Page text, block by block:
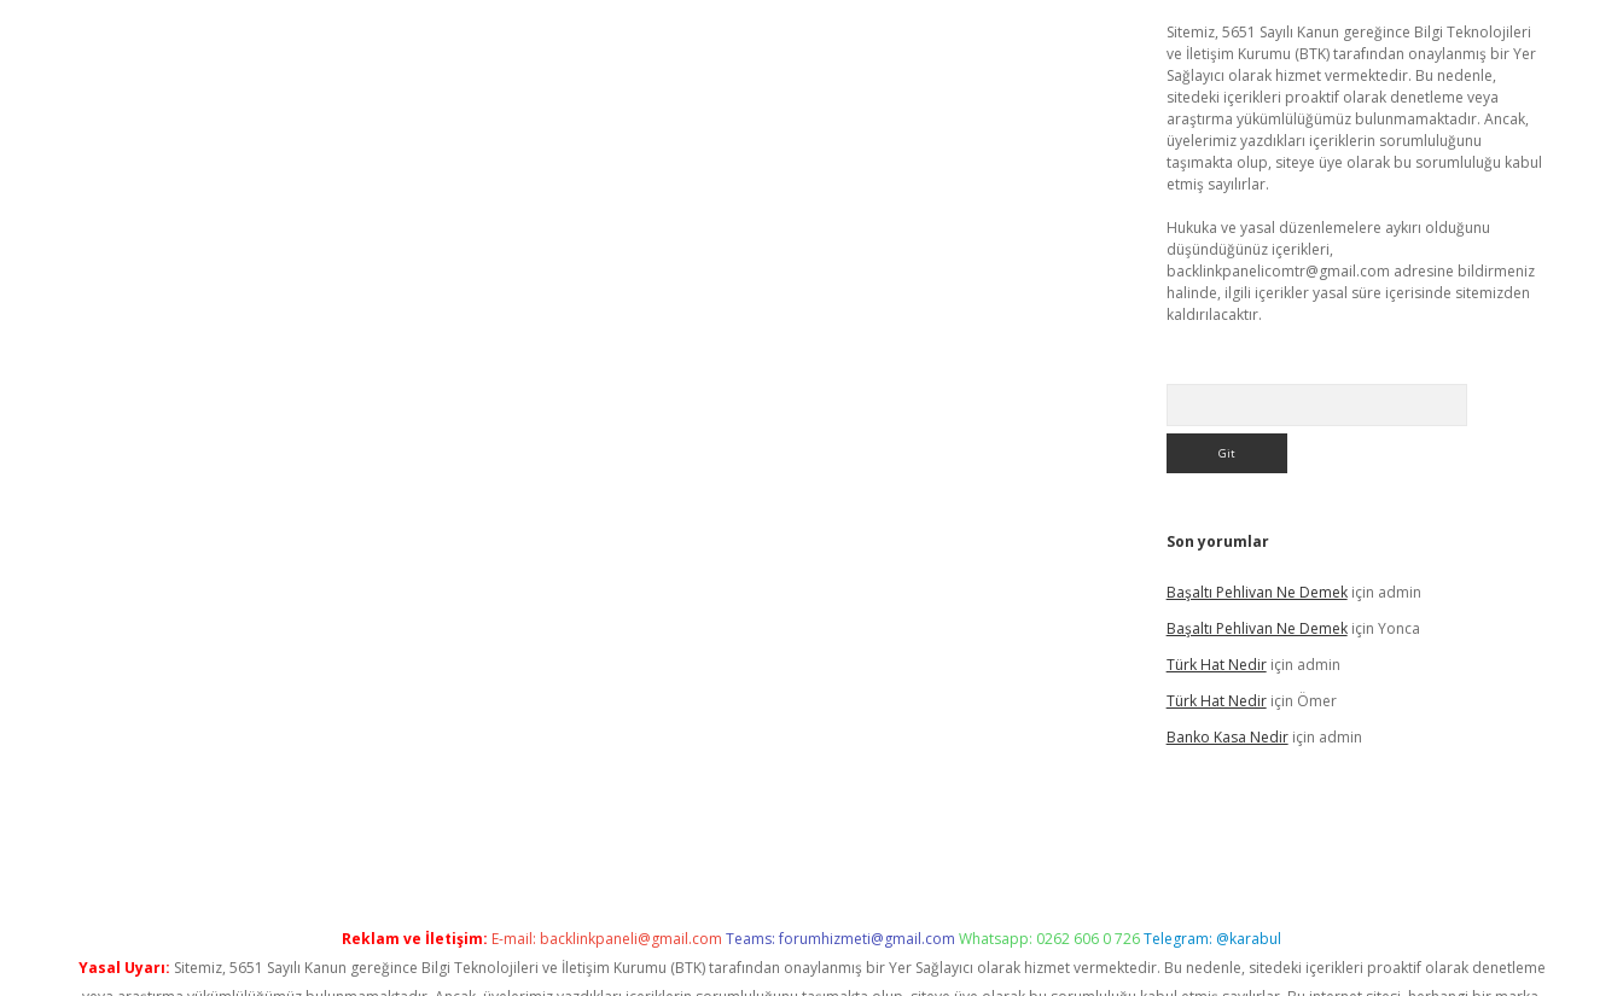
Sitemiz, 5651 Sayılı Kanun gereğince Bilgi Teknolojileri
ve İletişim Kurumu (BTK) tarafından onaylanmış bir Yer
Sağlayıcı olarak hizmet vermektedir. Bu nedenle,
sitedeki içerikleri proaktif olarak denetleme veya
araştırma yükümlülüğümüz bulunmamaktadır. Ancak,
üyelerimiz yazdıkları içeriklerin sorumluluğunu
taşımakta olup, siteye üye olarak bu sorumluluğu kabul
etmiş sayılırlar.
Hukuka ve yasal düzenlemelere aykırı olduğunu
düşündüğünüz içerikleri,
backlinkpanelicomtr@gmail.com adresine bildirmeniz
halinde, ilgili içerikler yasal süre içerisinde sitemizden
kaldırılacaktır.
Son yorumlar
Başaltı Pehlivan Ne Demekiçin admin
Başaltı Pehlivan Ne Demekiçin Yonca
Türk Hat Nediriçin admin
Türk Hat Nediriçin Ömer
Banko Kasa Nediriçin admin
Reklam ve İletişim: E-mail: backlinkpaneli@gmail.com Teams:forumhizmeti@gmail.com Whatsapp: 0262 606 0 726Telegram: @karabul
Yasal Uyarı: Sitemiz, 5651 Sayılı Kanun gereğince Bilgi Teknolojileri ve İletişim Kurumu (BTK) tarafından onaylanmış bir Yer Sağlayıcı olarak hizmet vermektedir. Bu nedenle, sitedeki içerikleri proaktif olarak denetleme